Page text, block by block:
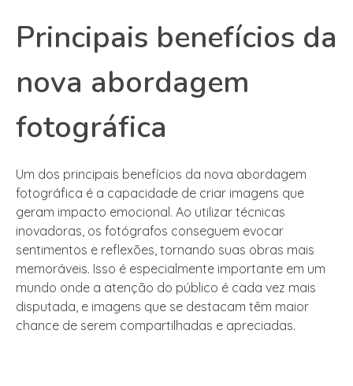
Principais benefícios da
nova abordagem
fotográfica
Um dos principais benefícios da nova abordagem
fotográfica é a capacidade de criar imagens que
geram impacto emocional. Ao utilizar técnicas
inovadoras, os fotógrafos conseguem evocar
sentimentos e reflexões, tornando suas obras mais
memoráveis. Isso é especialmente importante em um
mundo onde a atenção do público é cada vez mais
disputada, e imagens que se destacam têm maior
chance de serem compartilhadas e apreciadas.